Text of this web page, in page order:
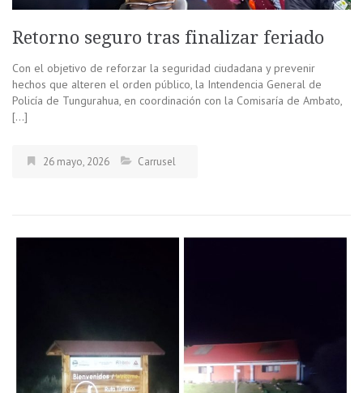
Retorno seguro tras finalizar feriado
Con el objetivo de reforzar la seguridad ciudadana y prevenir
hechos que alteren el orden público, la Intendencia General de
Policía de Tungurahua, en coordinación con la Comisaría de Ambato,
[…]
26 mayo, 2026 Carrusel